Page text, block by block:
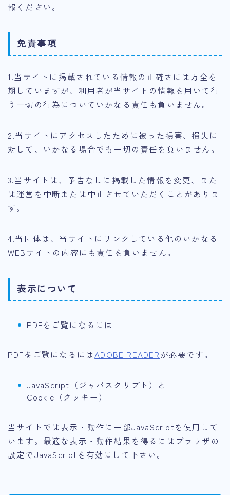
報ください。
免責事項
1.当サイトに掲載されている情報の正確さには万全を
期していますが、利用者が当サイトの情報を用いて行
う一切の行為についていかなる責任も負いません。
2.当サイトにアクセスしたために被った損害、損失に
対して、いかなる場合でも一切の責任を負いません。
3.当サイトは、予告なしに掲載した情報を変更、また
は運営を中断または中止させていただくことがありま
す。
4.当団体は、当サイトにリンクしている他のいかなる
WEBサイトの内容にも責任を負いません。
表示について
PDFをご覧になるには
PDFをご覧になるにはADOBE READERが必要です。
JavaScript（ジャバスクリプト）と
Cookie（クッキー）
当サイトでは表示・動作に一部JavaScriptを使用して
います。最適な表示・動作結果を得るにはブラウザの
設定でJavaScriptを有効にして下さい。